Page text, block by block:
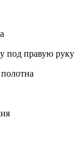
под правую руку